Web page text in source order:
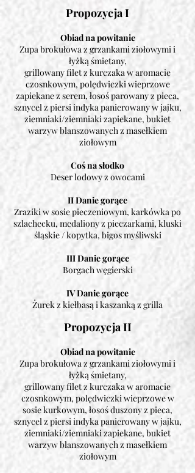
Propozycja I
Obiad na powitanie
Zupa brokułowa z grzankami ziołowymi i
łyżką śmietany,
grillowany filet z kurczaka w aromacie
czosnkowym, polędwiczki wieprzowe
zapiekane z serem, łosoś parowany z pieca,
sznycel z piersi indyka panierowany w jajku,
ziemniaki/ziemniaki zapiekane, bukiet
warzyw blanszowanych z masełkiem
ziołowym
Coś na słodko
Deser lodowy z owocami
II Danie gorące
Zraziki w sosie pieczeniowym, karkówka po
szlachecku, medaliony z pieczarkami, kluski
śląskie / kopytka, bigos myśliwski
III Danie gorące
Borgach węgierski
IV Danie gorące
Żurek z kiełbasą i kaszanką z grilla
Propozycja II
Obiad na powitanie
Zupa brokułowa z grzankami ziołowymi i
łyżką śmietany,
grillowany filet z kurczaka w aromacie
czosnkowym, polędwiczki wieprzowe w
sosie kurkowym, łosoś duszony z pieca,
sznycel z piersi indyka panierowany w jajku,
ziemniaki/ziemniaki zapiekane, bukiet
warzyw blanszowanych z masełkiem
ziołowym